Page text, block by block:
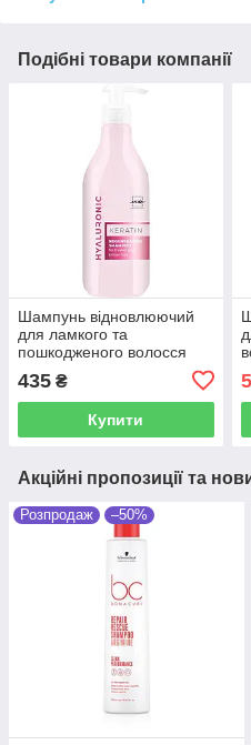
Подібні товари компанії
Шампунь відновлюючий
для ламкого та
пошкодженого волосся
Unic Hyaluronic Keratin 500
мл
435 ₴
Купити
Акційні пропозиції та
Розпродаж –50%